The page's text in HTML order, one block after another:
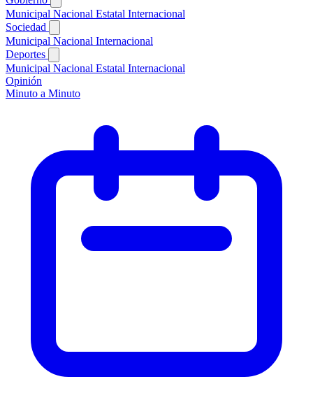
Municipal Nacional Estatal Internacional
Sociedad
Municipal Nacional Internacional
Deportes
Municipal Nacional Estatal Internacional
Opinión
Minuto a Minuto